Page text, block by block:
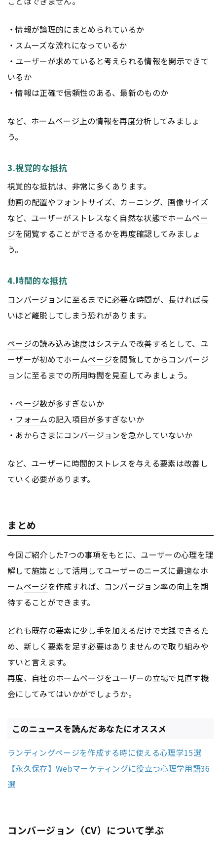
・情報が論理的にまとめられているか
・スムーズな流れになっているか
・ユーザーが求めていると考えられる情報を開示できて
いるか
・情報は正確で信頼性のある、最新のものか
など、ホームページ上の情報を再度分析してみましょ
う。
3.視覚的な抵抗
視覚的な抵抗は、非常に多くあります。
動画の配置やフォントサイズ、カーニング、画像サイズ
など、ユーザーがストレスなく自然な状態でホームペー
ジを閲覧することができるかを再度確認してみましょ
う。
4.時間的な抵抗
コンバージョンに至るまでに必要な時間が、長ければ長
いほど離脱してしまう恐れがあります。
ページの読み込み速度はシステムで改善するとして、ユ
ーザーが初めてホームページを閲覧してからコンバージ
ョンに至るまでの所用時間を見直してみましょう。
・ページ数が多すぎないか
・ フォームの記入項目が多すぎないか
・あからさまにコンバージョンを急かしていないか
など、ユーザーに時間的ストレスを与える要素は改善し
ていく必要があります。
まとめ
今回ご紹介した7つの事項をもとに、ユーザーの心理を理
解して施策として活用してユーザーのニーズに最適なホ
ームページを作成すれば、コンバージョン率の向上を期
待することができます。
どれも既存の要素に少し手を加えるだけで実践できるた
め、新しく要素を足す必要はありませんので取り組みや
すいと言えます。
再度、自社のホームページをユーザーの立場で見直す機
会にしてみてはいかがでしょうか。
このニュースを読んだあなたにオススメ
ランディングページを作成する時に使える心理学15選
【永久保存】Webマーケティングに役立つ心理学用語36
選
コンバージョン（CV）について学ぶ